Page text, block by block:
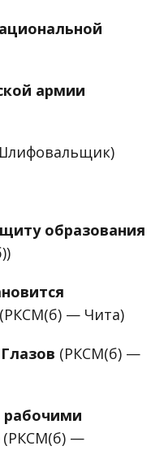
армии
образования
(РКСМ(б) — Чита)
(РКСМ(б) —
рабочими
(РКСМ(б) —